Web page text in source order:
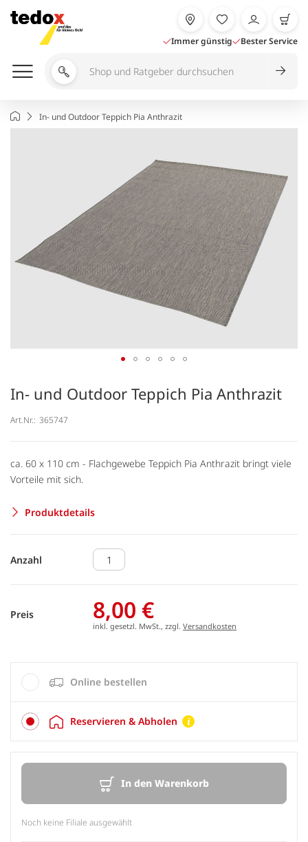
Inhalt
springen
Immer günstig Bester Service
Shop
durchsuchen
StartseiteIn- und Outdoor Teppich Pia Anthrazit
In- und Outdoor Teppich Pia Anthrazit
Art.Nr.: 365747
ca. 60 x 110 cm - Flachgewebe Teppich Pia Anthrazit bringt viele
Vorteile mit sich.
Produktdetails
Anzahl
Preis 8,00 €
inkl. gesetzl. MwSt., zzgl. Versandkosten
Online bestellen
Reservieren & Abholen
In den Warenkorb
Noch keine Filiale ausgewählt